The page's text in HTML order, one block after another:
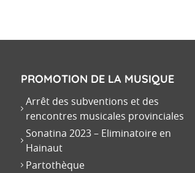
PROMOTION DE LA MUSIQUE
Arrêt des subventions et des
rencontres musicales provinciales
Sonatina 2023 – Eliminatoire en
Hainaut
Partothèque